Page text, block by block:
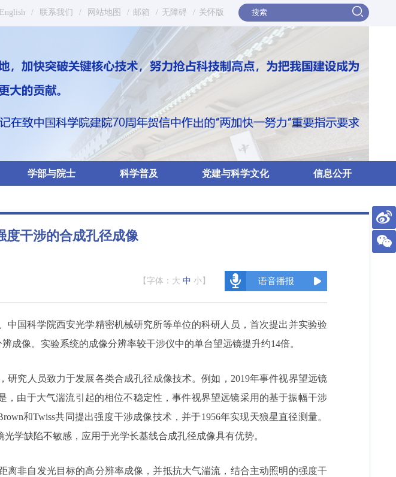
English / 联系我们 / 网站地图 / 邮箱 / 无障碍 / 关怀版
学部与院士 科学普及 党建与科学文化 信息公开
度干涉的合成孔径成像
【字体： 大 中 小 】 语音播报
国科学院西安光学精密机械研究所等单位的科研人员，首次提出并实验验
成像。实验系统的成像分辨率较干涉仪中的单台望远镜提升约14倍。
究人员致力于发展各类合成孔径成像技术。例如，2019年事件视界望远镜
由于大气湍流引起的相位不稳定性，事件视界望远镜采用的基于振幅干涉
和Twiss共同提出强度干涉成像技术，并于1956年实现天狼星直径测量。
学缺陷不敏感，应用于光学长基线合成孔径成像具有优势。
非自发光目标的高分辨率成像，并抵抗大气湍流，结合主动照明的强度干